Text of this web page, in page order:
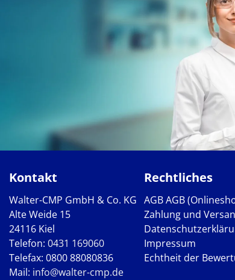
Kontakt
Walter-CMP GmbH & Co. KG
Alte Weide 15
24116 Kiel
Telefon: 0431 169060
Telefax: 0800 88080836
Mail: info@walter-cmp.de
Rechtliches
AGBAGB
Zahlung und
Impressum
Echtheit der